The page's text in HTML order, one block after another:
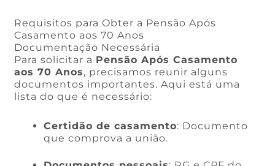
Requisitos para Obter a Pensão Após
Casamento aos 70 Anos
Documentação Necessária
Para solicitar a Pensão Após Casamento
aos 70 Anos, precisamos reunir alguns
documentos importantes. Aqui está uma
lista do que é necessário:
Certidão de casamento: Documento
que comprova a união.